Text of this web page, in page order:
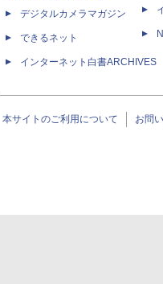
デジタルカメラマガジン
できるネット
インターネット白書ARCHIVES
本サイトのご利用について お問